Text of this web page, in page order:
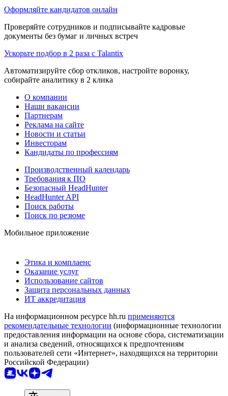
Оформляйте кандидатов онлайн
Проверяйте сотрудников и подписывайте кадровые
документы без бумаг и личных встреч
Ускорьте подбор в 2 раза с Talantix
Автоматизируйте сбор откликов, настройте воронку,
собирайте аналитику в 2 клика
О компании
Наши вакансии
Партнерам
Реклама на сайте
Новости и статьи
Инвесторам
Кандидаты по профессиям
Производственный календарь
Требования к ПО
Безопасный HeadHunter
HeadHunter API
Поиск работы
Поиск по резюме
Мобильное приложение
Этика и комплаенс
Оказание услуг
Использование сайтов
Защита персональных данных
ИТ аккредитация
На информационном ресурсе hh.ru применяются
рекомендательные технологии (информационные технологии
предоставления информации на основе сбора, систематизации
и анализа сведений, относящихся к предпочтениям
пользователей сети «Интернет», находящихся на территории
Российской Федерации)